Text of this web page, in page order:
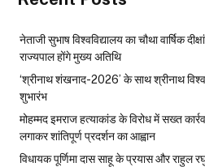
नेताजी सुभाष विश्वविद्यालय का चौथा वार्षिक
राज्यपाल होंगे मुख्य अतिथि
‘श्रीनाथ शंखनाद-2026’ के साथ श्रीनाथ
शुभारंभ
मोहम्मद इमराज हत्याकांड के विरोध में सख्त
लगाकर शांतिपूर्ण प्रदर्शन का आह्वान
विधायक पूर्णिमा दास साहू के प्रयास और राहुल